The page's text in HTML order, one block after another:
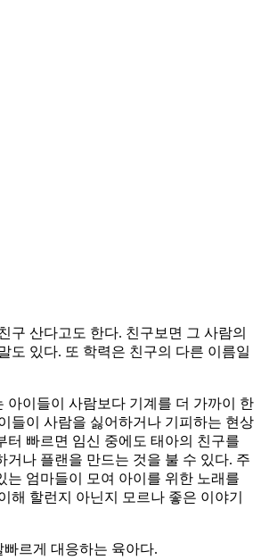
구 산다고도 한다. 친구보면 그 사람의
도 있다. 또 학력은 친구의 다른 이름일
아이들이 사람보다 기계를 더 가까이 한
들이 사람을 싫어하거나 기피하는 현상
터 빠르면 임신 중에도 태아의 친구를
거나 플랜을 만드는 것을 불 수 있다. 주
는 엄마들이 모여 아이를 위한 노래를
해 할런지 아닌지 모르나 좋은 이야기
르게 대응하는 육아다.